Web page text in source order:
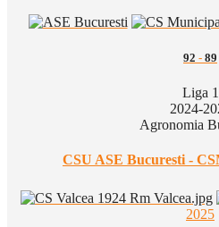
92 - 89
Liga 1
2024-
Agronomia
CSU ASE Bucuresti -
2025